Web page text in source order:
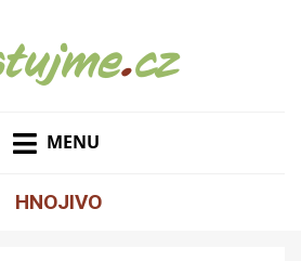
MENU
HNOJIVO